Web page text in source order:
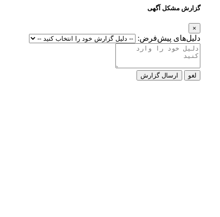
گزارش مشکل آگهی
×
دلیل‌های پیش‌فرض:
لغو ارسال گزارش